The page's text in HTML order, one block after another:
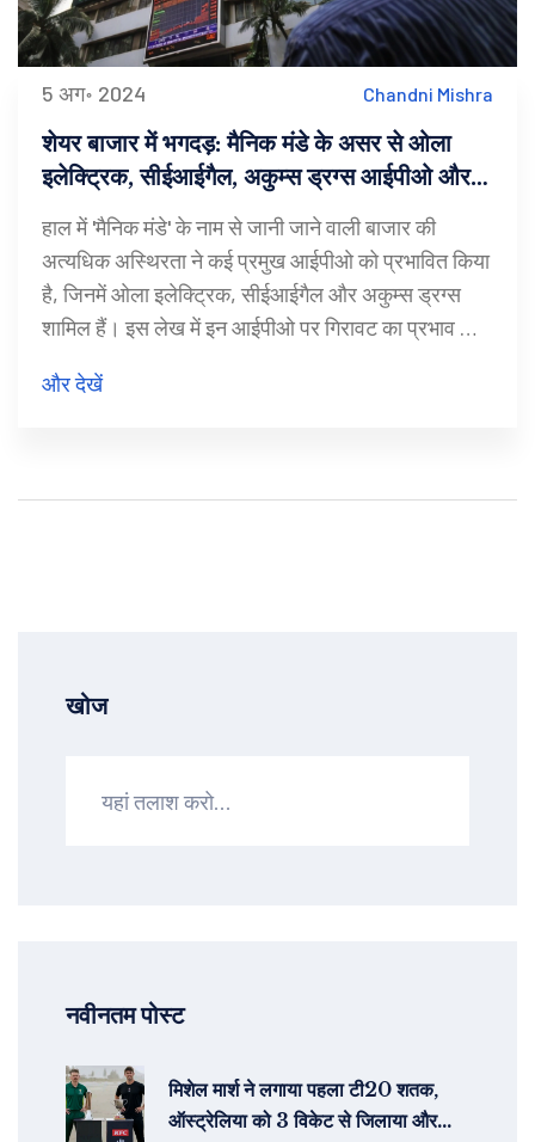
5 अग॰ 2024 Chandni Mishra
शेयर बाजार में भगदड़: मैनिक मंडे के असर से ओला
इलेक्ट्रिक, सीईआईगैल, अकुम्स ड्रग्स आईपीओ और
जीएमपी की स्थिति
हाल में 'मैनिक मंडे' के नाम से जानी जाने वाली बाजार की
अत्यधिक अस्थिरता ने कई प्रमुख आईपीओ को प्रभावित किया
है, जिनमें ओला इलेक्ट्रिक, सीईआईगैल और अकुम्स ड्रग्स
शामिल हैं। इस लेख में इन आईपीओ पर गिरावट का प्रभाव और
है।
और देखें
खोज
नवीनतम पोस्ट
मिशेल मार्श ने लगाया पहला टी20 शतक,
ऑस्ट्रेलिया को 3 विकेट से जिलाया और